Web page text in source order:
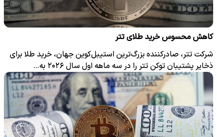
کاهش محسوس خرید طلای تتر
شرکت تتر، صادرکننده بزرگ‌ترین استیبل‌کوین جهان، خرید طلا برای
ذخایر پشتیبان توکن تتر را در سه‌ ماهه اول سال ۲۰۲۶ به…